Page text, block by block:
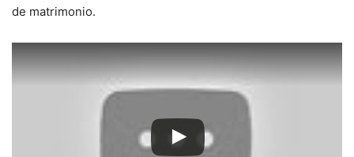
de matrimonio.